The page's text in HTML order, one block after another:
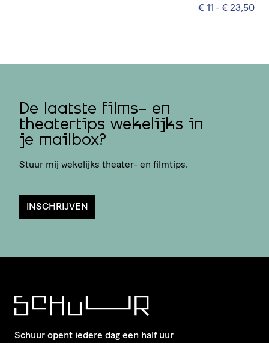
€ 11 - € 23,50
De laatste films- en
theatertips wekelijks in
je mailbox?
Stuur mij wekelijks theater- en filmtips.
INSCHRIJVEN
Schuur opent iedere dag een half uur